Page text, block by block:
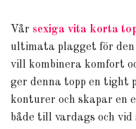
Vår sexiga vita korta
ultimata plagget för den
vill kombinera komfort
ger denna topp en tight
konturer och skapar en
både till vardags och